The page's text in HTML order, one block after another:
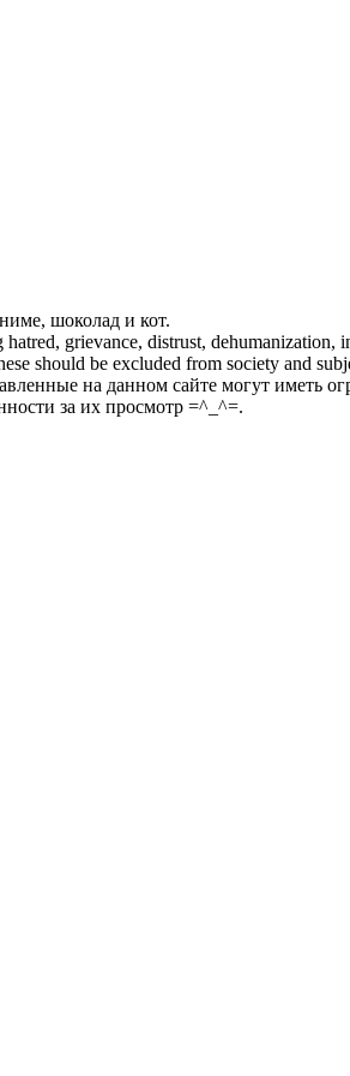
шоколад и кот.
grievance, distrust, dehumanization,
should be excluded from society and
на данном сайте могут иметь
за их просмотр =^_^=.